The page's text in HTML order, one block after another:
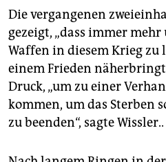
Die vergangenen
gezeigt, „dass immer
Waffen in diesem Krieg zu
einem Frieden
Druck, „um zu einer
kommen, um das Sterben
zu beenden“, sagte Wissler..